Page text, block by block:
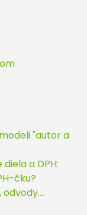
"autor a
a DPH:
čku?